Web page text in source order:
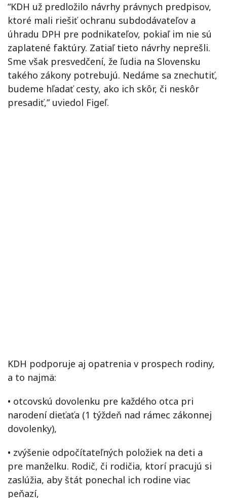
“KDH už predložilo návrhy právnych predpisov,
ktoré mali riešiť ochranu subdodávateľov a
úhradu DPH pre podnikateľov, pokiaľ im nie sú
zaplatené faktúry. Zatiaľ tieto návrhy neprešli.
Sme však presvedčení, že ľudia na Slovensku
takého zákony potrebujú. Nedáme sa znechutiť,
budeme hľadať cesty, ako ich skôr, či neskôr
presadiť,” uviedol Figeľ.
KDH podporuje aj opatrenia v prospech rodiny,
a to najmä:
• otcovskú dovolenku pre každého otca pri
narodení dieťaťa (1 týždeň nad rámec zákonnej
dovolenky),
• zvýšenie odpočítateľných položiek na deti a
pre manželku. Rodič, či rodičia, ktorí pracujú si
zaslúžia, aby štát ponechal ich rodine viac
peňazí,